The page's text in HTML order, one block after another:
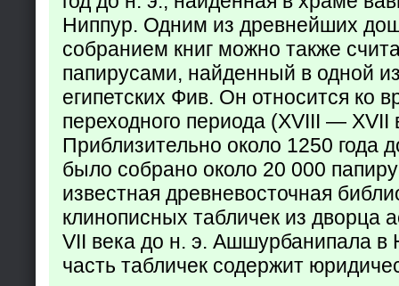
Ниппур. Одним из древнейших
собранием книг можно также
папирусами, найденный в одной
египетских Фив. Он относится ко
переходного периода (XVIII — XVII
Приблизительно около 1250 года
было собрано около 20 000
известная древневосточная
клинописных табличек из дворца
VII века до н. э. Ашшурбанипала в
часть табличек содержит